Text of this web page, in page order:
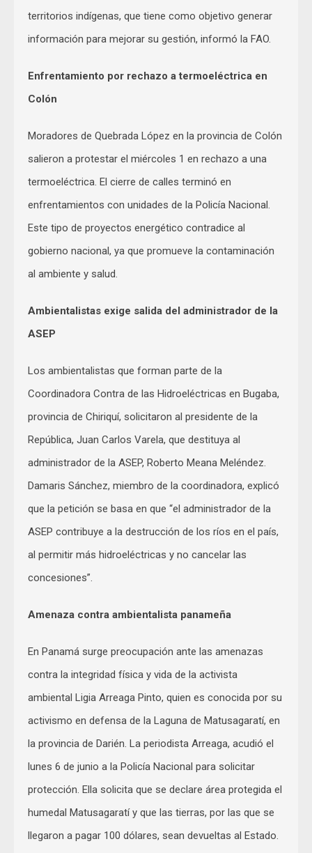
territorios indígenas, que tiene como objetivo generar
información para mejorar su gestión, informó la FAO.
Enfrentamiento por rechazo a termoeléctrica en
Colón
Moradores de Quebrada López en la provincia de Colón
salieron a protestar el miércoles 1 en rechazo a una
termoeléctrica. El cierre de calles terminó en
enfrentamientos con unidades de la Policía Nacional.
Este tipo de proyectos energético contradice al
gobierno nacional, ya que promueve la contaminación
al ambiente y salud.
Ambientalistas exige salida del administrador de la
ASEP
Los ambientalistas que forman parte de la
Coordinadora Contra de las Hidroeléctricas en Bugaba,
provincia de Chiriquí, solicitaron al presidente de la
República, Juan Carlos Varela, que destituya al
administrador de la ASEP, Roberto Meana Meléndez.
Damaris Sánchez, miembro de la coordinadora, explicó
que la petición se basa en que “el administrador de la
ASEP contribuye a la destrucción de los ríos en el país,
al permitir más hidroeléctricas y no cancelar las
concesiones”.
Amenaza contra ambientalista panameña
En Panamá surge preocupación ante las amenazas
contra la integridad física y vida de la activista
ambiental Ligia Arreaga Pinto, quien es conocida por su
activismo en defensa de la Laguna de Matusagaratí, en
la provincia de Darién. La periodista Arreaga, acudió el
lunes 6 de junio a la Policía Nacional para solicitar
protección. Ella solicita que se declare área protegida el
humedal Matusagaratí y que las tierras, por las que se
llegaron a pagar 100 dólares, sean devueltas al Estado.